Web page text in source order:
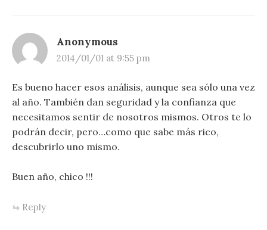
Anonymous
2014/01/01 at 9:55 pm
Es bueno hacer esos análisis, aunque sea sólo una vez
al año. También dan seguridad y la confianza que
necesitamos sentir de nosotros mismos. Otros te lo
podrán decir, pero…como que sabe más rico,
descubrirlo uno mismo.
Buen año, chico !!!
Reply